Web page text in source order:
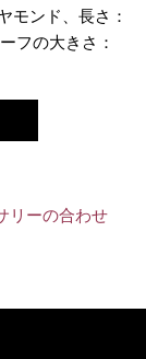
モンド、長さ：
フの大きさ：
リーの合わせ